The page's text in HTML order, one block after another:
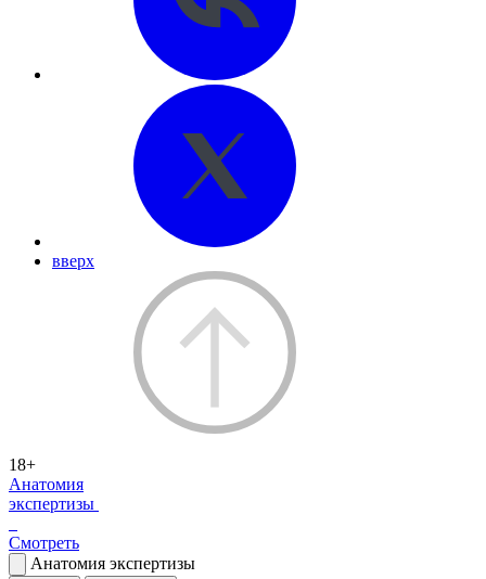
вверх
18+
Анатомия
экспертизы
Смотреть
Анатомия экспертизы